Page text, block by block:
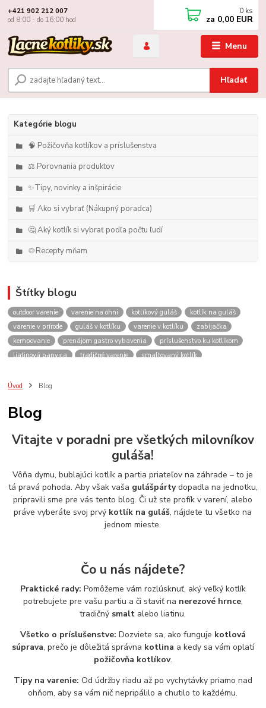
Menu
Hľadať
+421 902 212 007
od 8:00 - do 16:00 hod
0 ks
za 0,00 EUR
Kategórie blogu
🧠 Požičovňa kotlíkov a príslušenstva
⚖️ Porovnania produktov
✨Tipy, novinky a inšpirácie
🛒 Ako si vybrať (Nákupný poradca)
🤔 Aký kotlík si vybrať podľa počtu ľudí
🍲Recepty mňam
Štítky blogu
outdoor varenie varenie na ohni kotlíkový guláš
kotlík na guláš
varenie v prírode
guláš v kotlíku varenie v kotlíku
zabíjačka
kempovanie
prenájom gastro vybavenia
príslušenstvo ku kotlíkom
liatinová panvica
tradičné varenie
smaltovaný kotlík
akcie
spoločenské akcie
rental
varenie gulášu
požičovňa hrncov nerezový hrniec 30l
oslava
výber kotlíka
Úvod Blog
Blog
Vitajte v poradni pre všetkých milovníkov
guláša!
Vôňa dymu, bublajúci kotlík a partia priateľov na záhrade – to je
tá pravá pohoda. Aby však vaša gulášpártydopadla na jednotku,
pripravili sme pre vás tento blog. Či už ste profík v varení, alebo
práve vyberáte svoj prvý kotlík na guláš, nájdete tu všetko na
jednom mieste.
Čo u nás nájdete?
Praktické rady: Pomôžeme vám rozlúsknuť, aký veľký kotlík
potrebujete pre vašu partiu a či staviť na nerezové hrnce,
tradičný smalt alebo liatinu.
Všetko o príslušenstve: Dozviete sa, ako funguje kotlová
súprava, prečo je dôležitá správna kotlina a kedy sa vám oplatí
požičovňa kotlíkov.
Tipy na varenie: Od údržby riadu až po vychytávky priamo nad
ohňom, aby sa vám nič nepripálilo a chutilo to každému.